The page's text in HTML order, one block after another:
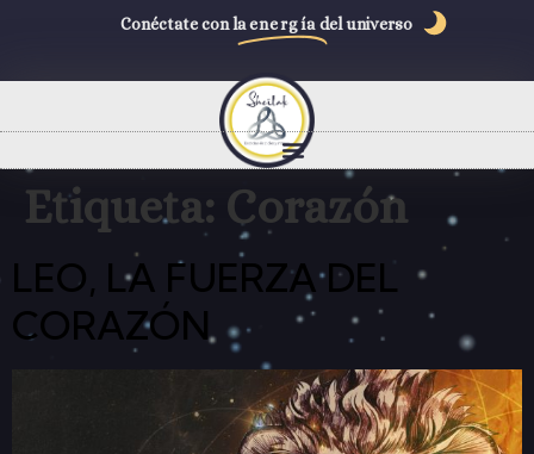
Conéctate con la energía del universo
Etiqueta: Corazón
LEO, LA FUERZA DEL
CORAZÓN